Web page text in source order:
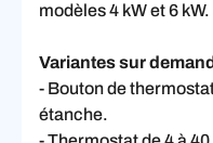
modèles 4 kW et 6 kW.
Variantes sur
- Bouton de
étanche.